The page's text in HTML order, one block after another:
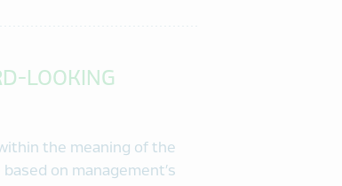
LOOKING
the meaning of the
on management’s